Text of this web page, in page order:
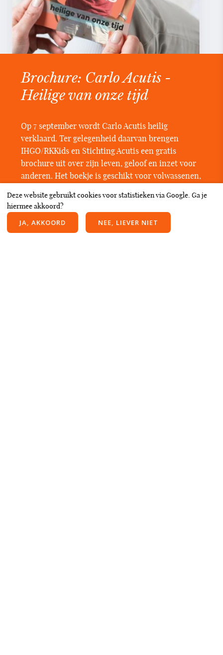
Brochure: Carlo Acutis -
Heilige van onze tijd
Op 7 september wordt Carlo Acutis heilig
verklaard. Ter gelegenheid daarvan brengen
IHGO/RKKids en Stichting Acutis een gratis
brochure uit over zijn leven, geloof en inzet voor
anderen. Het boekje is geschikt voor volwassenen,
citaten en belangrijke data. Er is ook een e-
brochure beschikbaar.
Deze website gebruikt cookies voor statistieken via Google. Ga je
hiermee akkoord?
JA, AKKOORD NEE, LIEVER NIET